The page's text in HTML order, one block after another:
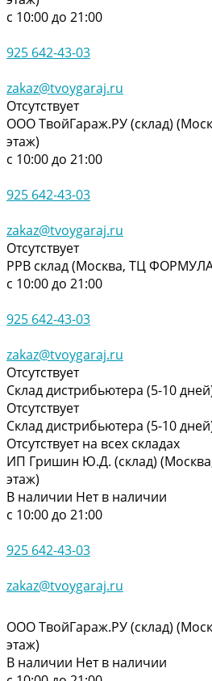
с 10:00 до 21:00
925 642-43-03
zakaz@tvoygaraj.ru
Отсутствует
ООО ТвойГараж.РУ (склад)
этаж)
с 10:00 до 21:00
925 642-43-03
zakaz@tvoygaraj.ru
Отсутствует
РРВ склад (Москва, ТЦ ФОРМУЛА
с 10:00 до 21:00
925 642-43-03
zakaz@tvoygaraj.ru
Отсутствует
Склад дистрибьютера (5-10
Отсутствует
Склад дистрибьютера (5-10
Отсутствует на всех складах
ИП Гришин Ю.Д. (склад)
этаж)
В наличии Нет в наличии
с 10:00 до 21:00
925 642-43-03
zakaz@tvoygaraj.ru
ООО ТвойГараж.РУ (склад)
этаж)
В наличии Нет в наличии